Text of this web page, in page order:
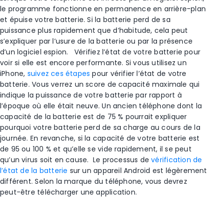
le programme fonctionne en permanence en arrière-plan
et épuise votre batterie. Si la batterie perd de sa
puissance plus rapidement que d’habitude, cela peut
s’expliquer par l’usure de la batterie ou par la présence
d’unlogiciel espion.
Vérifiez l’état de votre batterie pour
voir si elle est encore performante. Si vous utilisez un
iPhone, suivez ces étapes pour vérifier l’état de votre
batterie. Vous verrez un score de capacité maximale qui
indique la puissance de votre batterie par rapport à
l’époque où elle était neuve. Un ancien téléphone dont la
capacité de la batterie est de 75 % pourrait expliquer
pourquoi votre batterie perd de sa charge au cours de la
journée. En revanche, si la capacité de votre batterie est
de 95 ou 100 % et qu’elle se vide rapidement, il se peut
qu’un virus soit en cause. Le processus devérification de
l’état de la batterie sur unappareil Android est légèrement
différent. Selon la marque du téléphone, vous devrez
peut-être télécharger une application.